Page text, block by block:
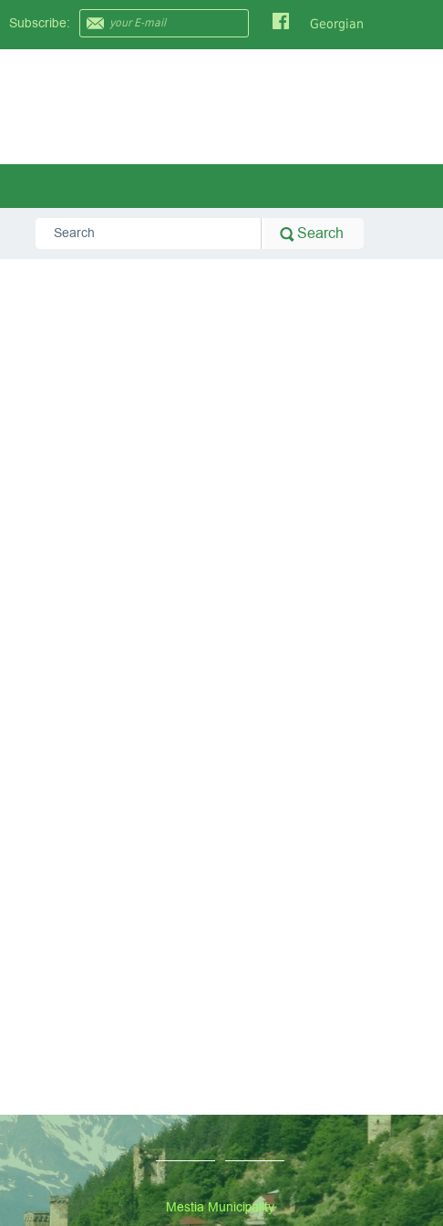
Subscribe: Georgian
Mestia Municipality